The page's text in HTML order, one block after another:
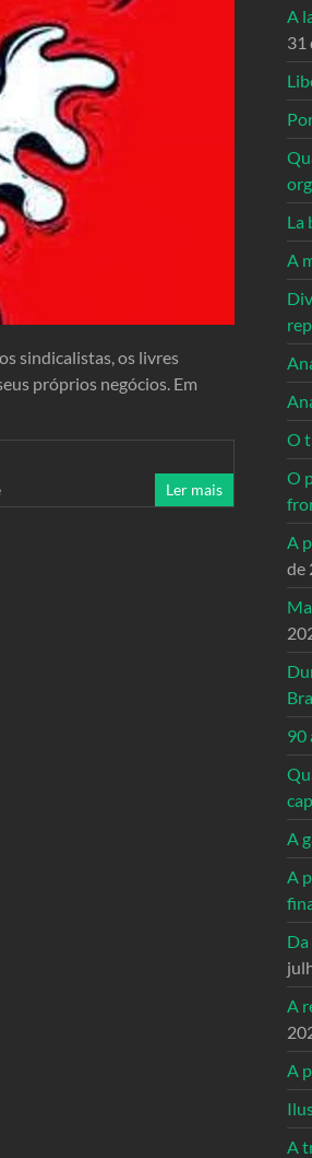
sindicalistas, os livres
próprios negócios. Em
Ler mais
A
31
La
A
O
O
A
de
90
A
A
A
A
A